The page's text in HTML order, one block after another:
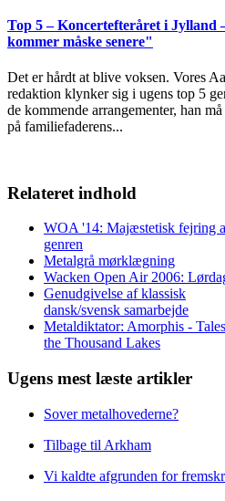
Top 5 – Koncertefteråret i Jylland
kommer måske senere"
Det er hårdt at blive voksen. Vores
redaktion klynker sig i ugens top 5
de kommende arrangementer, han
på familiefaderens...
Relateret indhold
WOA '14: Majæstetisk fejring
genren
Metalgrå mørklægning
Wacken Open Air 2006:
Genudgivelse af klassisk
dansk/svensk samarbejde
Metaldiktator: Amorphis -
the Thousand Lakes
Ugens mest læste artikler
Sover metalhovederne?
Tilbage til Arkham
Vi kaldte afgrunden for